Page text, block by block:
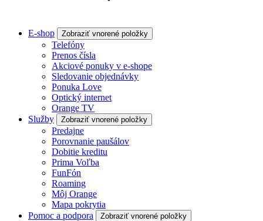
E-shop Zobraziť vnorené položky
Telefóny
Prenos čísla
Akciové ponuky v e-shope
Sledovanie objednávky
Ponuka Love
Optický internet
Orange TV
Služby
Zobraziť vnorené položky
Predajne
Porovnanie paušálov
Dobitie kreditu
Prima Voľba
FunFón
Roaming
Môj Orange
Mapa pokrytia
Pomoc a podpora
Zobraziť vnorené položky